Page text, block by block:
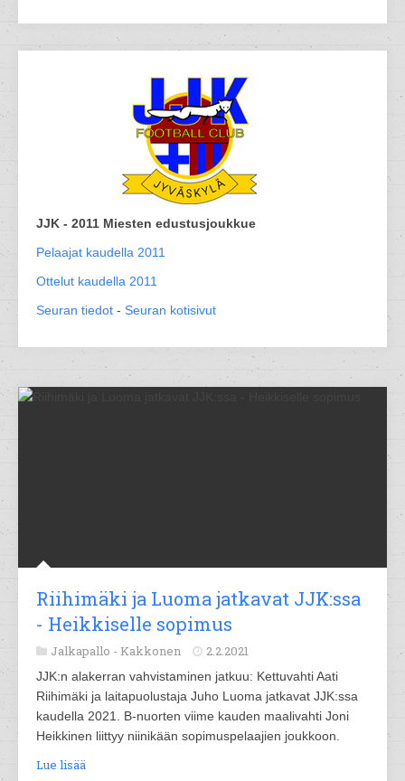
JJK - 2011 Miesten edustusjoukkue
Pelaajat kaudella 2011
Ottelut kaudella 2011
Seuran tiedot - Seuran kotisivut
Riihimäki ja Luoma jatkavat JJK:ssa
- Heikkiselle sopimus
Jalkapallo - Kakkonen 2.2.2021
JJK:n alakerran vahvistaminen jatkuu: Kettuvahti Aati
Riihimäki ja laitapuolustaja Juho Luoma jatkavat JJK:ssa
kaudella 2021. B-nuorten viime kauden maalivahti Joni
Heikkinen liittyy niinikään sopimuspelaajien joukkoon.
Lue lisää